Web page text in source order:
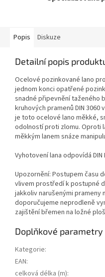
Popis Diskuze
Detailní popis
Ocelové pozinkované lano
jednom konci opatřené
snadné připevnění taženého
kruhových pramenů DIN 3060
je toto ocelové lano měkké,
odolností proti zlomu. Oproti
měkkým lanem snáze
Vyhotovení lana odpovídá DIN
Upozornění: Postupem času
vlivem prostředí k postupné
jakkoliv narušenými
doporučujeme neprodleně
zajištění břemen na ložné
Doplňkové parametry
Kategorie:
EAN:
celková délka (m):